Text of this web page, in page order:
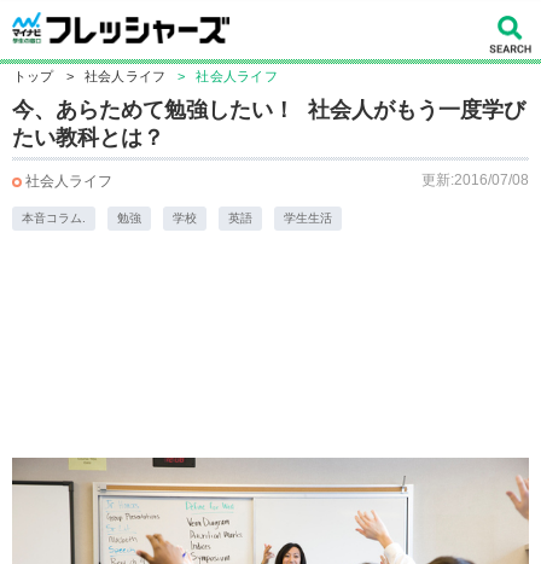
トップ > 社会人ライフ > 社会人ライフ
今、あらためて勉強したい！ 社会人がもう一度学び
たい教科とは？
社会人ライフ 更新:2016/07/08
本音コラム. 勉強 学校 英語 学生生活